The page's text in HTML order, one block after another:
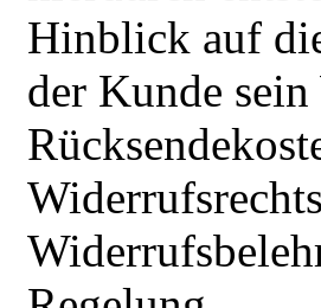
Hinblick auf
der Kunde